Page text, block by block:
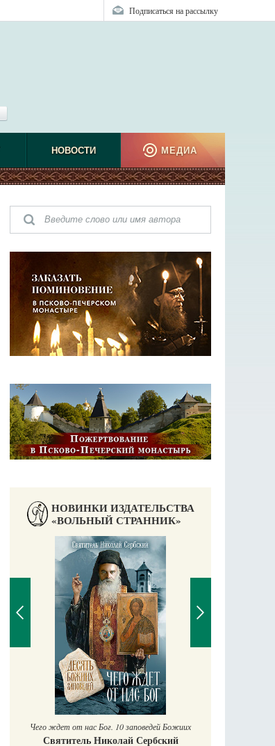
Подписаться на рассылку
НОВОСТИ МЕДИА
НОВИНКИ ИЗДАТЕЛЬСТВА
«ВОЛЬНЫЙ СТРАННИК»
Православный мальчик
Екатерина Баканова